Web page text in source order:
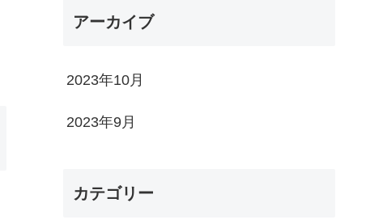
アーカイブ
2023年10月
2023年9月
カテゴリー